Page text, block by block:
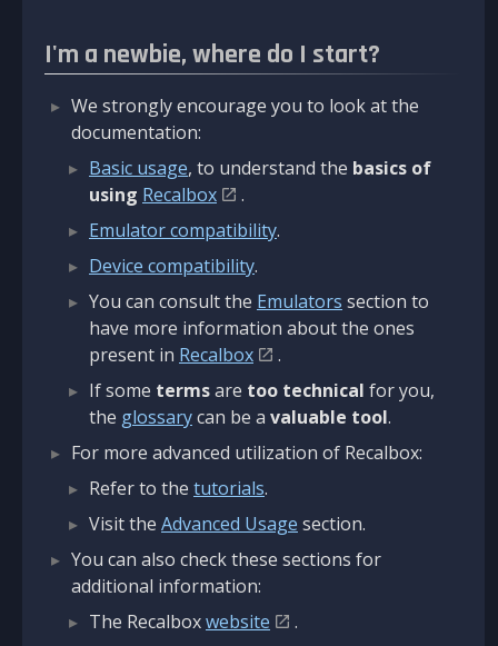
I'm a newbie, where do I start?
We strongly encourage you to look at the
documentation:
Basic usage, to understand the basics of
using Recalbox
.
Emulator compatibility.
Device compatibility.
You can consult the Emulators section to
have more information about the ones
present in Recalbox
.
If some termsare too technical for you,
the glossarycan be a valuable tool.
For more advanced utilization of Recalbox:
Refer to the tutorials.
Visit the Advanced Usage section.
You can also check these sections for
additional information:
The Recalboxwebsite
.